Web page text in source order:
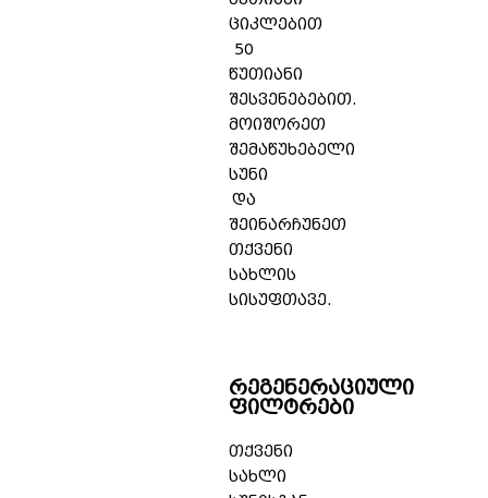
ციკლებით
50
წუთიანი
შესვენებებით.
მოიშორეთ
შემაწუხებელი
სუნი
და
შეინარჩუნეთ
თქვენი
სახლის
სისუფთავე.
რეგენერაციული
ფილტრები
თქვენი
სახლი